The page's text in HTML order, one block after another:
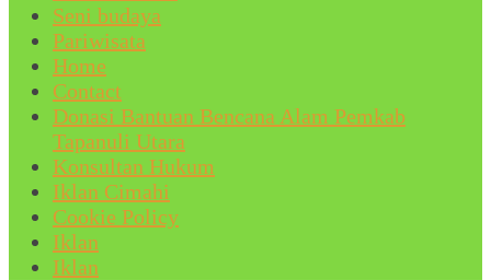
Seni budaya
Pariwisata
Home
Contact
Donasi Bantuan Bencana Alam Pemkab
Tapanuli Utara
Konsultan Hukum
Iklan Cimahi
Cookie Policy
Iklan
Iklan